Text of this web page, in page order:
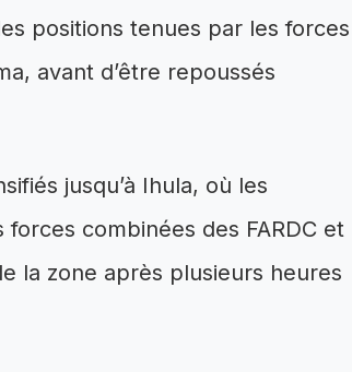
positions tenues par les forces
avant d’être repoussés
jusqu’à Ihula, où les
combinées des FARDC et
la zone après plusieurs heures